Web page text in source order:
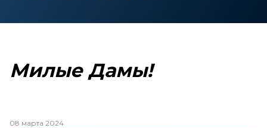
Милые Дамы!
08 марта 2024